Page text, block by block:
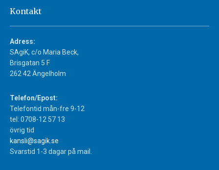
Kontakt
Adress:
SAgiK, c/o Maria Beck,
Brisgatan 5 F
262 42 Ängelholm
Telefon/Epost:
Telefontid mån-fre 9-12
tel: 0708-12 57 13
övrig tid
kansli@sagik.se
Svarstid 1-3 dagar på mail.